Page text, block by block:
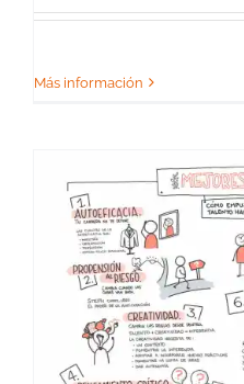
Más información